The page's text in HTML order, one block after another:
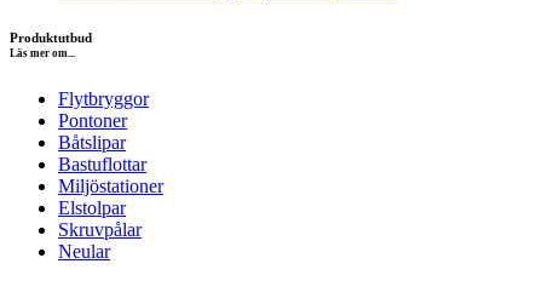
Produktutbud
Läs mer om...
Flytbryggor
Pontoner
Båtslipar
Bastuflottar
Miljöstationer
Elstolpar
Skruvpålar
Neular